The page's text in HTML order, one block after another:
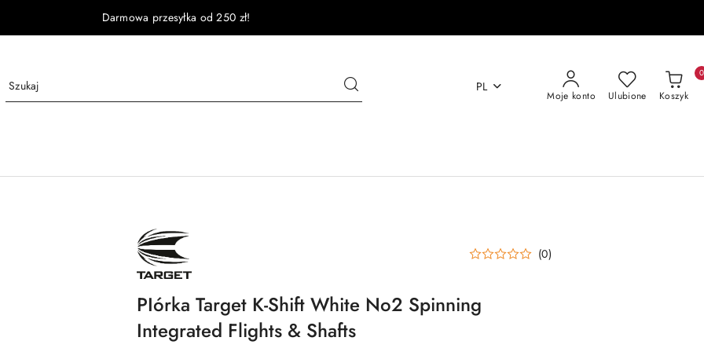
Darmowa przesyłka od 250 zł!
PL
Moje konto Ulubione Koszyk
0
NAZWA
PRODUCENTA:
TARGET (0)
PIórka Target K-Shift White No2 Spinning
Integrated Flights & Shafts